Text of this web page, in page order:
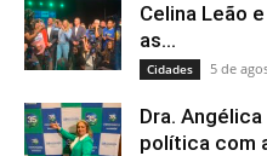
Celina Leão
as...
Cidades 5 de
Dra.
política com